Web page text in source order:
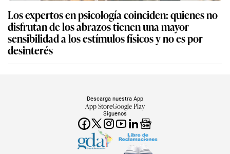
Los expertos en psicología coinciden: quienes no
disfrutan de los abrazos tienen una mayor
sensibilidad a los estímulos físicos y no es por
desinterés
Síguenos
Descarga nuestra App
App StoreGoogle Play